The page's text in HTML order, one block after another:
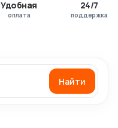
Удобная
оплата
24/7
поддержка
Найти